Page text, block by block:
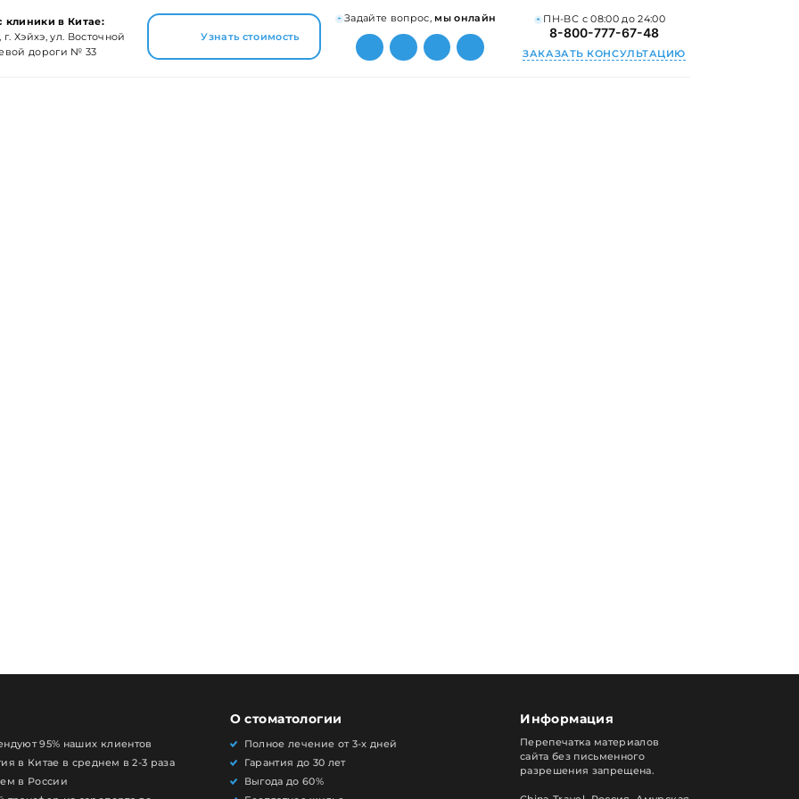
клиники в Китае:
г. Хэйхэ, ул. Восточной
дороги № 33
Узнать стоимость
Задайте вопрос, мы онлайн ПН-ВС с 08:00 до 24:00
8-800-777-67-48
ЗАКАЗАТЬ КОНСУЛЬТАЦИЮ
95% наших клиентов
в Китае в среднем в 2-3 раза
в России
О стоматологии
Полное лечение от 3-х дней
Гарантия до 30 лет
Выгода до 60%
Информация
Перепечатка материалов
сайта без письменного
разрешения запрещена.